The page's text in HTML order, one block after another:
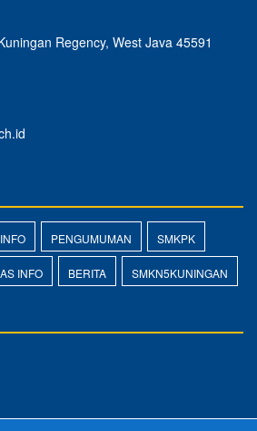
Regency, West Java 45591
PENGUMUMAN SMKPK
INFO BERITA SMKN5KUNINGAN